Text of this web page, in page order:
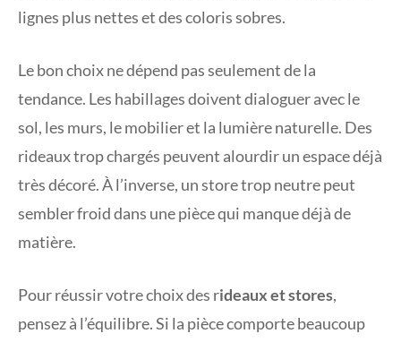
lignes plus nettes et des coloris sobres.
Le bon choix ne dépend pas seulement de la
tendance. Les habillages doivent dialoguer avec le
sol, les murs, le mobilier et la lumière naturelle. Des
rideaux trop chargés peuvent alourdir un espace déjà
très décoré. À l’inverse, un store trop neutre peut
sembler froid dans une pièce qui manque déjà de
matière.
Pour réussir votre choix des rideaux et stores,
pensez à l’équilibre. Si la pièce comporte beaucoup